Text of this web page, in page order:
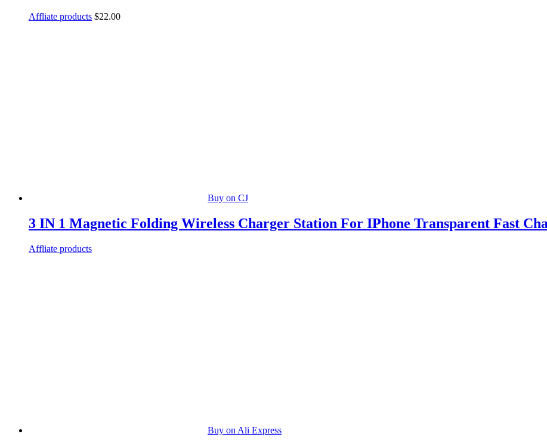
Affliate products $22.00
Buy on CJ
3 IN 1 Magnetic Folding Wireless Charger Station For IPhone Transparent Fast
Affliate products
Buy on Ali Express